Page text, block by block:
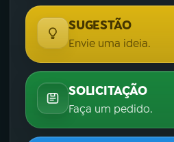
SUGESTÃO
Envie uma ideia.
SOLICITAÇÃO
Faça um pedido.